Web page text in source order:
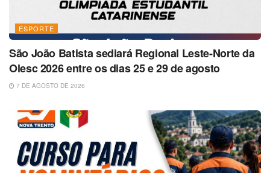
ESPORTE
São João Batista sediará Regional Leste-Norte da
Olesc 2026 entre os dias 25 e 29 de agosto
7 DE AGOSTO DE 2026